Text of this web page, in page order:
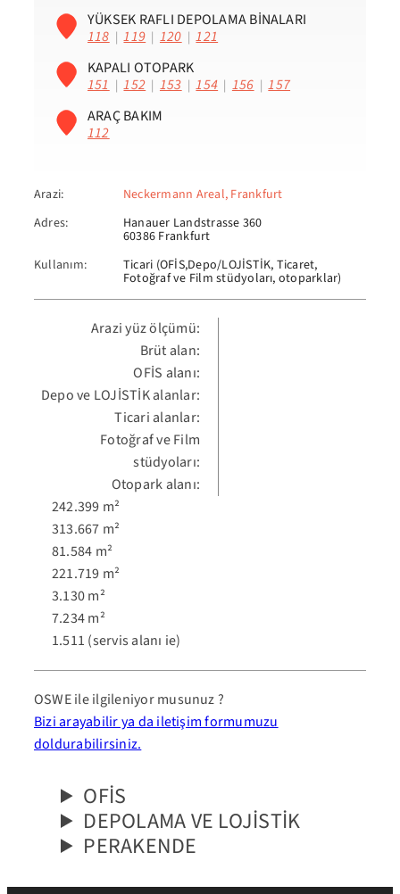
YÜKSEK RAFLI DEPOLAMA BİNALARI
118 | 119 | 120 | 121
KAPALI OTOPARK
151 | 152 | 153 | 154 | 156 | 157
ARAÇ BAKIM
112
Arazi:
Neckermann Areal, Frankfurt
Adres:
Hanauer Landstrasse 360
60386 Frankfurt
Kullanım:
Ticari (OFİS,Depo/LOJİSTİK, Ticaret,
Fotoğraf ve Film stüdyoları, otoparklar)
Arazi yüz ölçümü:
Brüt alan:
OFİS alanı:
Depo ve LOJİSTİK alanlar:
Ticari alanlar:
Fotoğraf ve Film
stüdyoları:
Otopark alanı:
242.399 m²
313.667 m²
81.584 m²
221.719 m²
3.130 m²
7.234 m²
1.511 (servis alanı ie)
OSWE ile ilgileniyor musunuz ?
Bizi arayabilir ya da iletişim formumuzu
doldurabilirsiniz.
OFİS
DEPOLAMA VE LOJİSTİK
PERAKENDE